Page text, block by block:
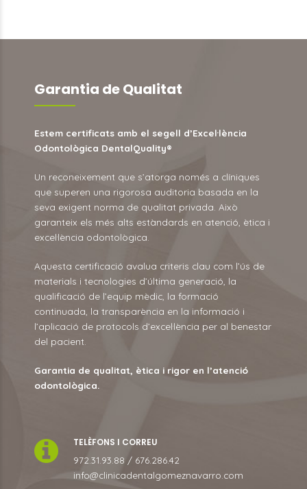
Garantia de Qualitat
Estem certificats amb el segell d’Excel·lència
Odontològica DentalQuality®
Un reconeixement que s’atorga només a clíniques
que superen una rigorosa auditoria basada en la
seva exigent norma de qualitat privada. Això
garanteix els més alts estàndards en atenció, ètica i
excel·lència odontològica.
Aquesta certificació avalua criteris clau com l’ús de
materials i tecnologies d’última generació, la
qualificació de l’equip mèdic, la formació
continuada, la transparència en la informació i
l’aplicació de protocols d’excel·lència per al benestar
del pacient.
Garantia de qualitat, ètica i rigor en l’atenció
odontològica.
TELÈFONS I CORREU
972.31.93.88 / 676.286.42
info@clinicadentalgomeznavarro.com